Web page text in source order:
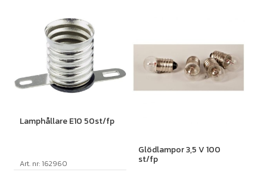
Lamphållare E10 50st/fp
Art. nr: 162960
Glödlampor 3,5 V 100
st/fp